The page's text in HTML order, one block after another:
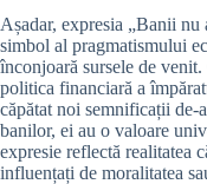
Așadar, expresia „Banii
simbol al pragmatismului
înconjoară sursele de
politica financiară a
căpătat noi semnificații de-
banilor, ei au o valoare
expresie reflectă realitatea
influențați de moralitatea